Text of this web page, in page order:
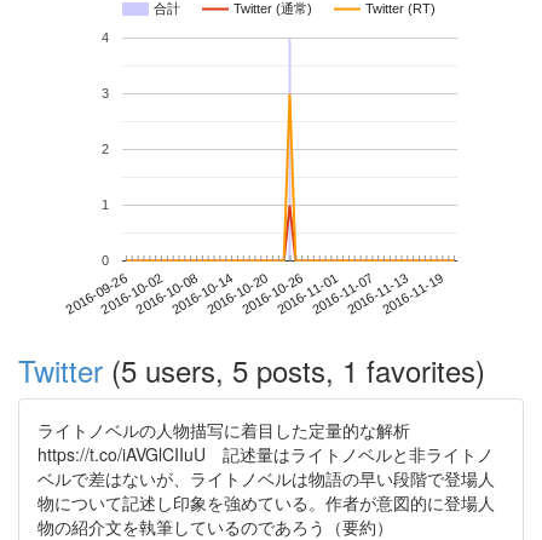
合計 Twitter (通常) Twitter (RT)
2016-09-262016-10-022016-10-082016-10-142016-10-202016-10-262016-11-012016-11-072016-11-132016-11-19
0
1
2
3
4
Twitter (5 users, 5 posts, 1 favorites)
ライトノベルの人物描写に着目した定量的な解析
https://t.co/iAVGlCIIuU 記述量はライトノベルと非ライトノ
ベルで差はないが、ライトノベルは物語の早い段階で登場人
物について記述し印象を強めている。作者が意図的に登場人
物の紹介文を執筆しているのであろう（要約）